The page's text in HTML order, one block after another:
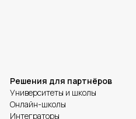
Решения для партнёров
Университеты и школы
Онлайн-школы
Интеграторы